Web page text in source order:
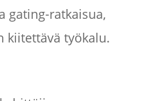
gating-ratkaisua,
kiitettävä työkalu.